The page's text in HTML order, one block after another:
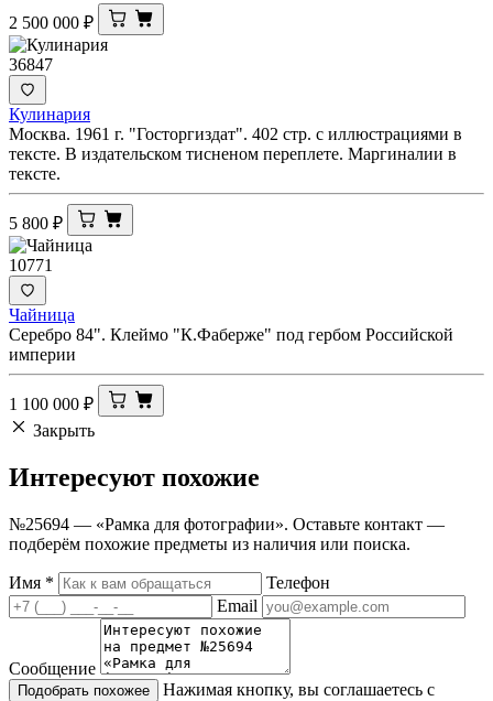
2 500 000 ₽
36847
Кулинария
Москва. 1961 г. "Госторгиздат". 402 стр. с иллюстрациями в
тексте. В издательском тисненом переплете. Маргиналии в
тексте.
5 800 ₽
10771
Чайница
Серебро 84". Клеймо "К.Фаберже" под гербом Российской
империи
1 100 000 ₽
Закрыть
Интересуют похожие
№25694 — «Рамка для фотографии». Оставьте контакт —
подберём похожие предметы из наличия или поиска.
Имя *
Телефон
Email
Сообщение
Подобрать похожее
Нажимая кнопку, вы соглашаетесь с